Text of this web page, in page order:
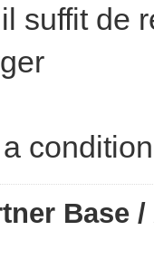
suffit de
Base /